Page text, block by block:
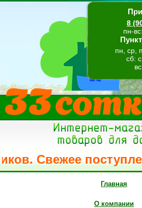
8
пн-
пн, ср,
сб:
Свежее
Главная
О компании